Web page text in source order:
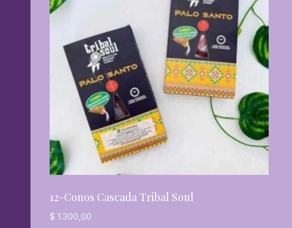
12-Conos Cascada Tribal Soul
$ 1.300,00